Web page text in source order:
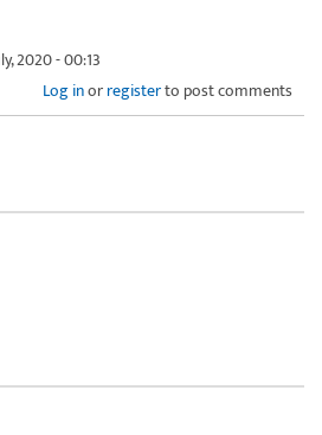
2020 - 00:13
Log inorregisterto post comments